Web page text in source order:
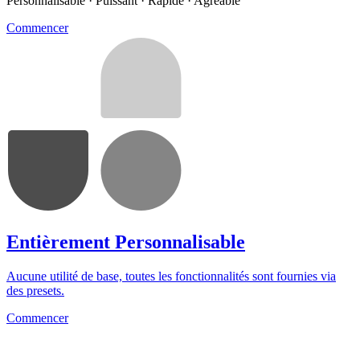
Commencer
Entièrement Personnalisable
Aucune utilité de base, toutes les fonctionnalités sont fournies via
des presets.
Commencer